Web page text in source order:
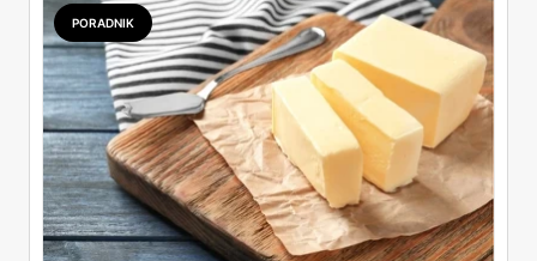
PORADNIK